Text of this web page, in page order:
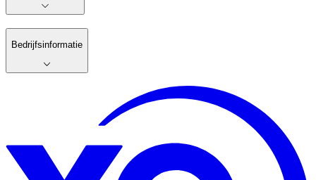
Bedrijfsinformatie